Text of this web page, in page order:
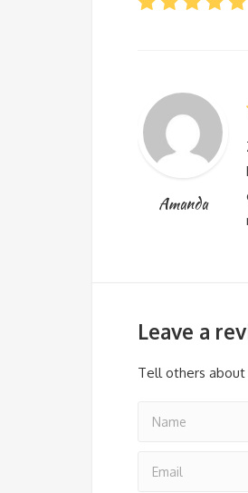
Amanda
Leave a
Tell others about